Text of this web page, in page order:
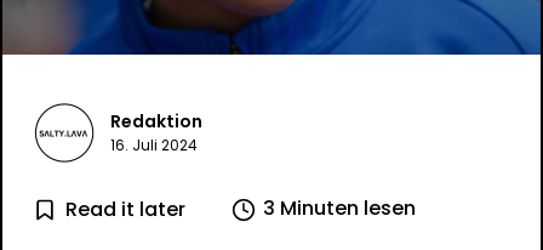
Redaktion
16. Juli 2024
Read it later 3 Minuten lesen